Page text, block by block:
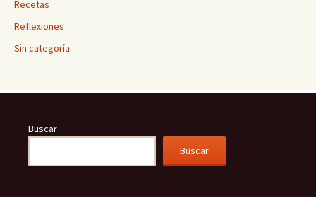
Recetas
Reflexiones
Sin categoría
Buscar
Buscar